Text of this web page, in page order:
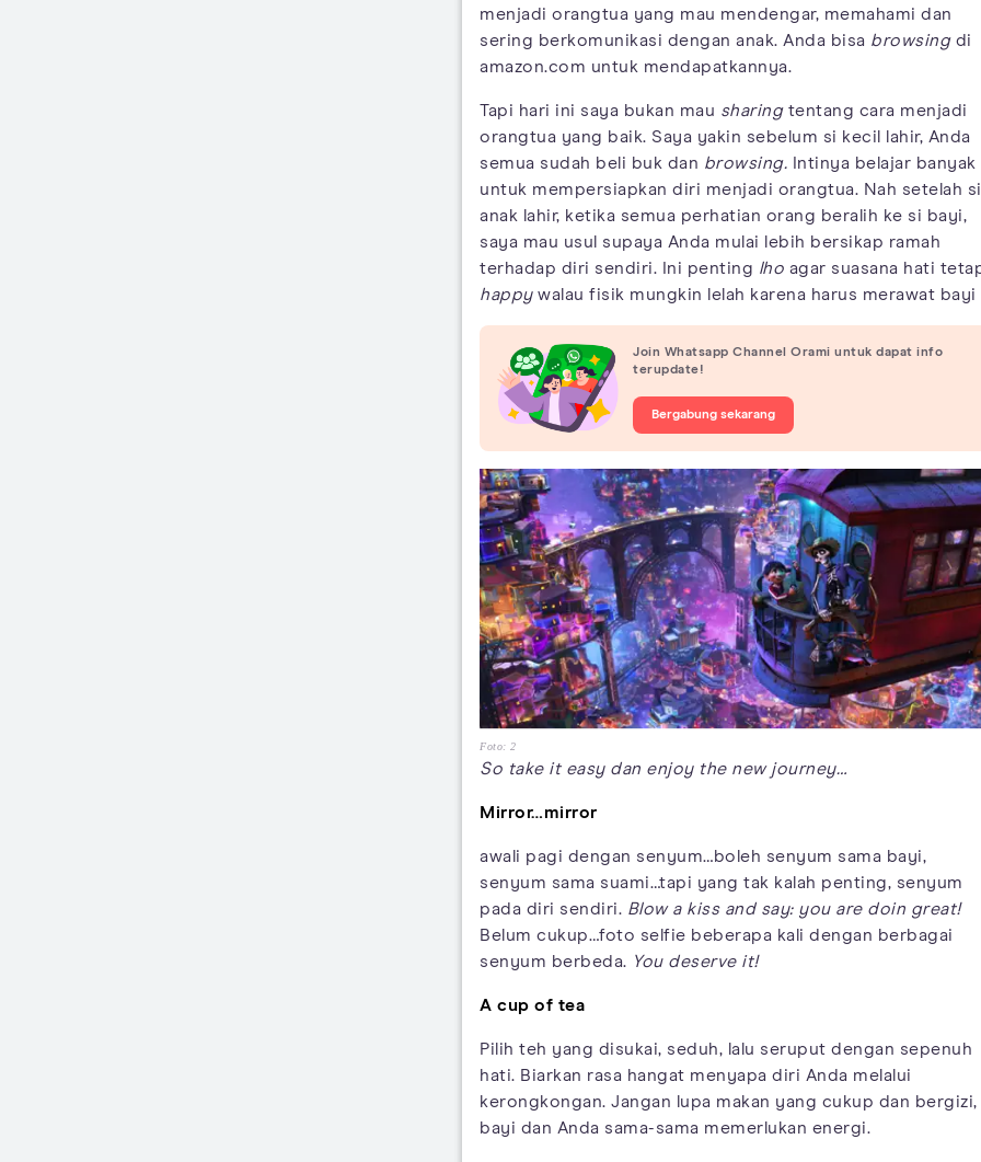
menjadi orangtua yang mau mendengar, memahami dan
sering berkomunikasi dengan anak. Anda bisa browsingdi
amazon.com untuk mendapatkannya.
Tapi hari ini saya bukan mau sharingtentang cara menjadi
orangtua yang baik. Saya yakin sebelum si kecil lahir, Anda
semua sudah beli buk dan browsing. Intinya belajar banyak
untuk mempersiapkan diri menjadi orangtua. Nah setelah si
anak lahir, ketika semua perhatian orang beralih ke si bayi,
saya mau usul supaya Anda mulai lebih bersikap ramah
terhadap diri sendiri. Ini penting lho agar suasana hati
happywalau fisik mungkin lelah karena harus merawat bayi
Join Whatsapp Channel Orami untuk dapat info
terupdate!
Bergabung sekarang
Foto: 2
So take it easy dan enjoy the new journey…
Mirror…mirror
awali pagi dengan senyum…boleh senyum sama bayi,
senyum sama suami…tapi yang tak kalah penting, senyum
pada diri sendiri. Blow a kiss and say: you are doin great!
Belum cukup…foto selfie beberapa kali dengan berbagai
senyum berbeda. You deserve it!
A cup of tea
Pilih teh yang disukai, seduh, lalu seruput dengan sepenuh
hati. Biarkan rasa hangat menyapa diri Anda melalui
kerongkongan. Jangan lupa makan yang cukup dan bergizi,
bayi dan Anda sama-sama memerlukan energi.